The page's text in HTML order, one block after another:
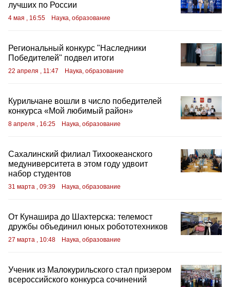
лучших по России
4 мая , 16:55 Наука, образование
Региональный конкурс "Наследники
Победителей" подвел итоги
22 апреля , 11:47 Наука, образование
Курильчане вошли в число победителей
конкурса «Мой любимый район»
8 апреля , 16:25 Наука, образование
Сахалинский филиал Тихоокеанского
медуниверситета в этом году удвоит
набор студентов
31 марта , 09:39 Наука, образование
От Кунашира до Шахтерска: телемост
дружбы объединил юных робототехников
27 марта , 10:48 Наука, образование
Ученик из Малокурильского стал призером
всероссийского конкурса сочинений